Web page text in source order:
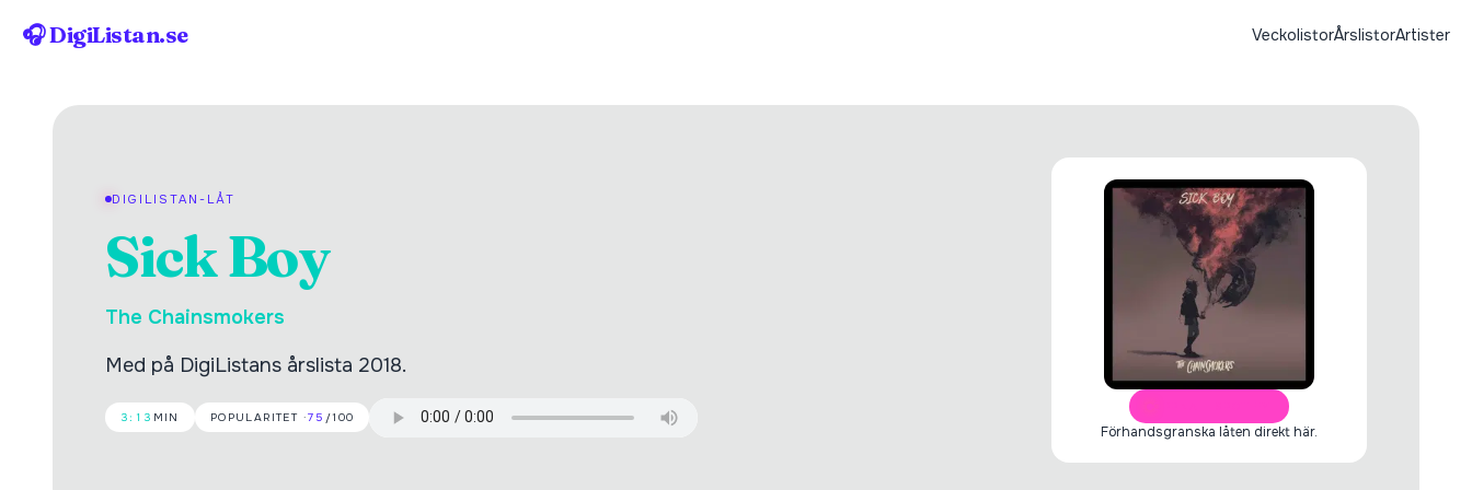
🎧 DigiListan.se VeckolistorÅrslistorArtister
DIGILISTAN-LÅT
Sick Boy
The Chainsmokers
Med på DigiListans årslista 2018.
3:13 MIN POPULARITET ·75 /100
Förhandsgranska låten direkt här.